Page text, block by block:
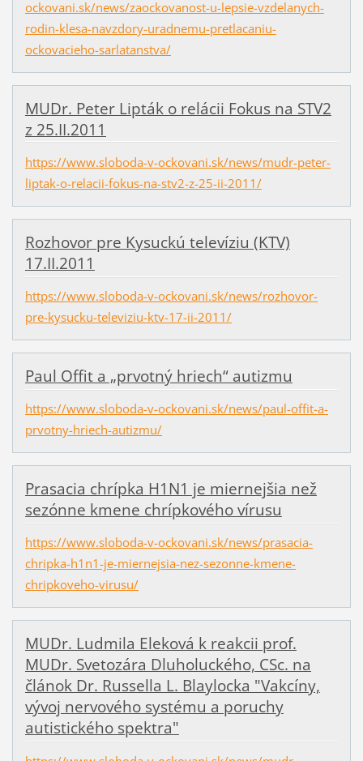
ockovani.sk/news/zaockovanost-u-lepsie-vzdelanych-
rodin-klesa-navzdory-uradnemu-pretlacaniu-
ockovacieho-sarlatanstva/
MUDr. Peter Lipták o relácii Fokus na STV2
z 25.II.2011
https://www.sloboda-v-ockovani.sk/news/mudr-peter-
liptak-o-relacii-fokus-na-stv2-z-25-ii-2011/
Rozhovor pre Kysuckú televíziu (KTV)
17.II.2011
https://www.sloboda-v-ockovani.sk/news/rozhovor-
pre-kysucku-televiziu-ktv-17-ii-2011/
Paul Offit a „prvotný hriech“ autizmu
https://www.sloboda-v-ockovani.sk/news/paul-offit-a-
prvotny-hriech-autizmu/
Prasacia chrípka H1N1 je miernejšia než
sezónne kmene chrípkového vírusu
https://www.sloboda-v-ockovani.sk/news/prasacia-
chripka-h1n1-je-miernejsia-nez-sezonne-kmene-
chripkoveho-virusu/
MUDr. Ludmila Eleková k reakcii prof.
MUDr. Svetozára Dluholuckého, CSc. na
článok Dr. Russella L. Blaylocka "Vakcíny,
vývoj nervového systému a poruchy
autistického spektra"